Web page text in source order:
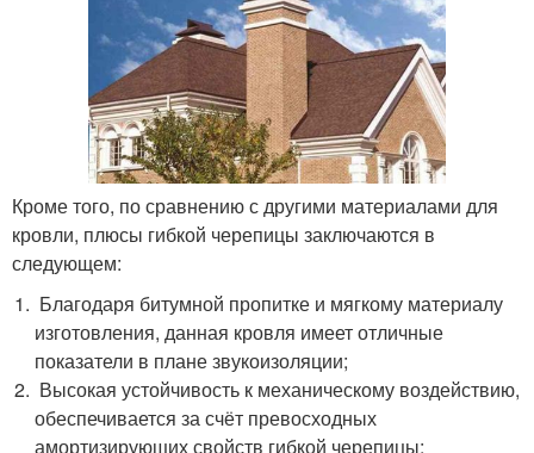
Кроме того, по сравнению с другими материалами для
кровли, плюсы гибкой черепицы заключаются в
следующем:
Благодаря битумной пропитке и мягкому материалу
изготовления, данная кровля имеет отличные
показатели в плане звукоизоляции;
Высокая устойчивость к механическому воздействию,
обеспечивается за счёт превосходных
амортизирующих свойств гибкой черепицы;